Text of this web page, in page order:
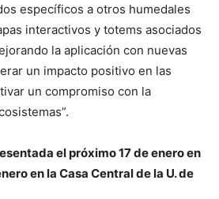
específicos a otros humedales
interactivos y totems asociados
la aplicación con nuevas
un impacto positivo en las
un compromiso con la
el próximo 17 de enero en
en la Casa Central de la U. de